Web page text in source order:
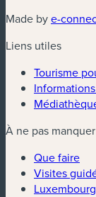
Made bye-
Liens utiles
Tourisme
À ne pas manquer
Que faire
Visites